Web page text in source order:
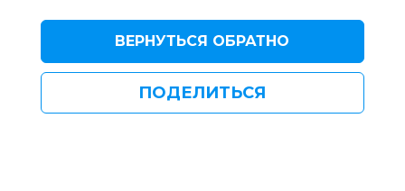
ВЕРНУТЬСЯ ОБРАТНО
ПОДЕЛИТЬСЯ